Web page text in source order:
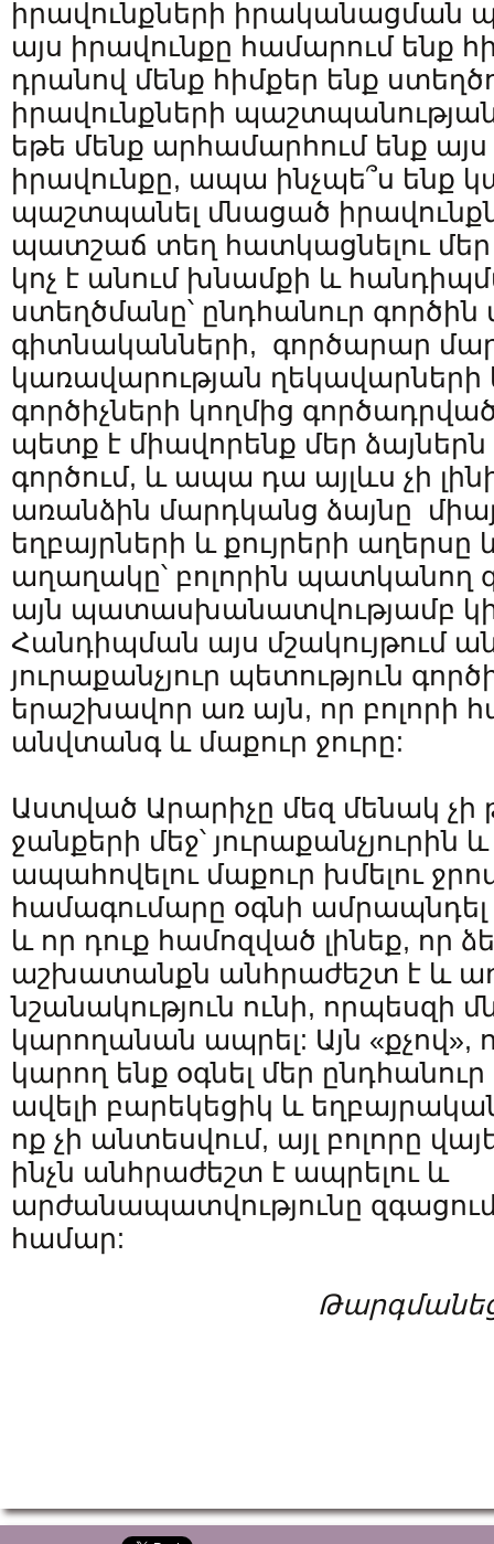
իրավունքների իրականացման
այս իրավունքը համարում ենք
դրանով մենք հիմքեր ենք
իրավունքների
եթե մենք արհամարհում ենք
իրավունքը, ապա ինչպե՞ս ենք
պաշտպանել մնացած
պատշաճ տեղ հատկացնելու մեր
կոչ է անում խնամքի և
ստեղծմանը՝ ընդհանուր գործին
գիտնականների, գործարար
կառավարության
գործիչների կողմից
պետք է միավորենք մեր ձայներն
գործում, և ապա դա այլևս չի
առանձին մարդկանց ձայնը
եղբայրների և քույրերի
աղաղակը՝ բոլորին պատկանող
այն պատասխանատվությամբ
Հանդիպման այս մշակույթում
յուրաքանչյուր պետություն
երաշխավոր առ այն, որ բոլորի
անվտանգ և մաքուր ջուրը:
Աստված Արարիչը մեզ մենակ չի
ջանքերի մեջ՝ յուրաքանչյուրին և
ապահովելու մաքուր խմելու
համագումարը օգնի ամրապնդել
և որ դուք համոզված լինեք, որ
աշխատանքն անհրաժեշտ է և
նշանակություն ունի, որպեսզի
կարողանան ապրել: Այն «քչով»,
կարող ենք օգնել մեր
ավելի բարեկեցիկ և
ոք չի անտեսվում, այլ բոլորը
ինչն անհրաժեշտ է ապրելու և
արժանապատվությունը
համար: